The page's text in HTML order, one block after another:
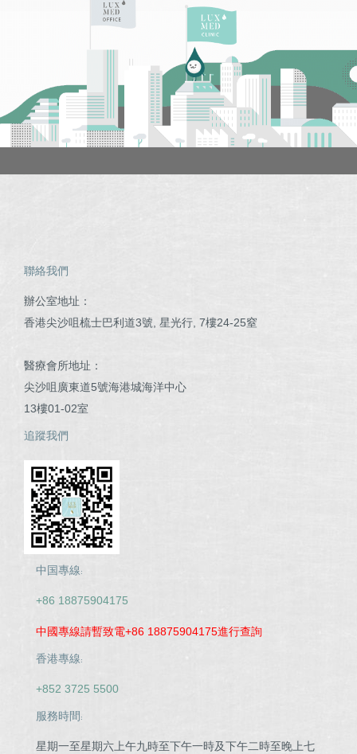
聯絡我們
辦公室地址：
香港尖沙咀梳士巴利道3號, 星光行, 7樓24-25窒
醫療會所地址：
尖沙咀廣東道5號海港城海洋中心
13樓01-02室
追蹤我們
中国專線:
+86 18875904175
中國專線請暫致電+86 18875904175進行查詢
香港專線:
+852 3725 5500
服務時間:
星期一至星期六上午九時至下午一時及下午二時至晚上七